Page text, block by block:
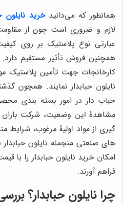
همانطور که می‌دانیدخرید نایلون
لازم و ضروری است چون از
عبارتی نوع پلاستیک بر روی
همچنین فروش تأثیر مستقیم
کارخانجات جهت تأمین پلاستیک
نایلون حبابدار نمایند. همچون
حباب دار در امور بسته بندی
مشاهدۀ این وضعیت، شرکت باران
گیری از مواد اولیۀ مرغوب، شرایط
های صنعتی منجمله نایلون
امکان خرید نایلون حبابدار را با
فراهم آورند.
چرا نایلون حبابدار؟